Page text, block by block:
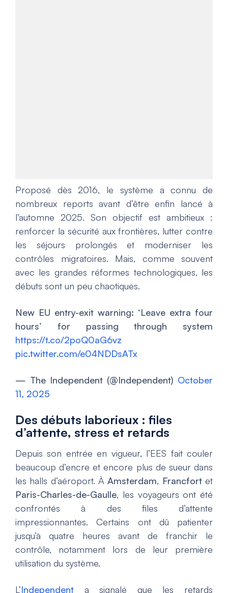
Proposé dès 2016, le système a connu de
nombreux reports avant d’être enfin lancé à
l’automne 2025. Son objectif est ambitieux :
renforcer la sécurité aux frontières, lutter contre
les séjours prolongés et moderniser les
contrôles migratoires. Mais, comme souvent
avec les grandes réformes technologiques, les
débuts sont un peu chaotiques.
New EU entry-exit warning: ‘Leave extra four
hours’ for passing through system
https://t.co/2poQ0aG6vz
pic.twitter.com/e04NDDsATx
— The Independent (@Independent) October
11, 2025
Des débuts laborieux : files
d’attente, stress et retards
Depuis son entrée en vigueur, l’EES fait couler
beaucoup d’encre et encore plus de sueur dans
les halls d’aéroport. ÀAmsterdam, Francfortet
Paris-Charles-de-Gaulle, les voyageurs ont été
confrontés à des files d’attente
impressionnantes. Certains ont dû patienter
jusqu’à quatre heures avant de franchir le
contrôle, notamment lors de leur première
utilisation du système.
L’Independent a signalé que les retards